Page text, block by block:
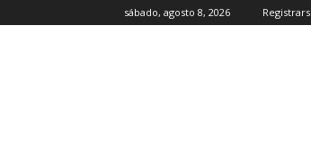
sábado, agosto 8, 2026